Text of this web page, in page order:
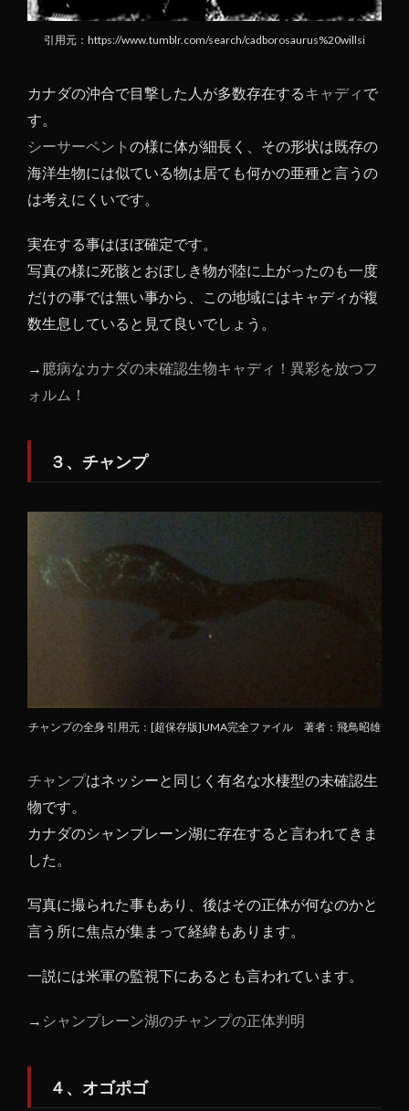
引用元：https://www.tumblr.com/search/cadborosaurus%20willsi
カナダの沖合で目撃した人が多数存在するキャディ で
す。
シーサーペント の様に体が細長く、その形状は既存の
海洋生物には似ている物は居ても何かの亜種と言うの
は考えにくいです。
実在する事はほぼ確定です。
写真の様に死骸とおぼしき物が陸に上がったのも一度
だけの事では無い事から、この地域にはキャディが複
数生息していると見て良いでしょう。
→ 臆病なカナダの未確認生物キャディ！異彩を放つフ
ォルム！
３、チャンプ
チャンプの全身 引用元：[超保存版]UMA完全ファイル 著者：飛鳥昭雄
チャンプはネッシーと同じく有名な水棲型の未確認生
物です。
カナダのシャンプレーン湖に存在すると言われてきま
した。
写真に撮られた事もあり、後はその正体が何なのかと
言う所に焦点が集まって経緯もあります。
一説には米軍の監視下にあるとも言われています。
→ シャンプレーン湖のチャンプの正体判明
４、オゴポゴ